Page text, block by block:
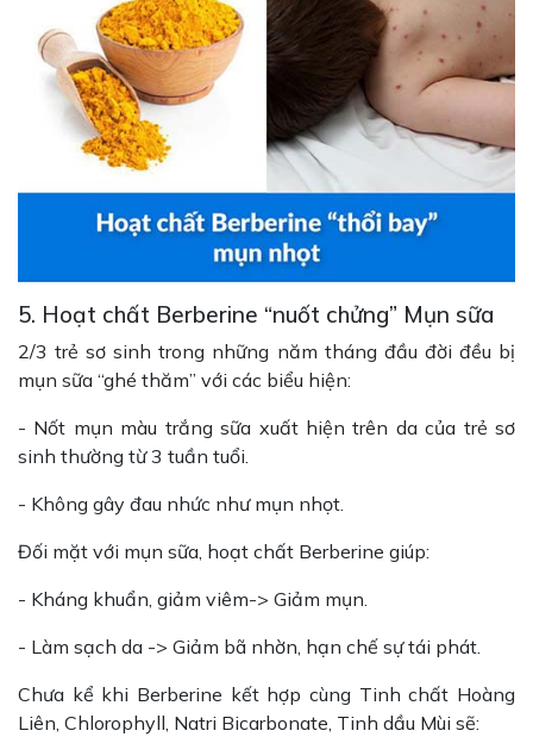
5. Hoạt chất Berberine “nuốt chửng” Mụn sữa
2/3 trẻ sơ sinh trong những năm tháng đầu đời đều bị
mụn sữa “ghé thăm” với các biểu hiện:
- Nốt mụn màu trắng sữa xuất hiện trên da của trẻ sơ
sinh thường từ 3 tuần tuổi.
- Không gây đau nhức như mụn nhọt.
Đối mặt với mụn sữa, hoạt chất Berberine giúp:
- Kháng khuẩn, giảm viêm-> Giảm mụn.
- Làm sạch da -> Giảm bã nhờn, hạn chế sự tái phát.
Chưa kể khi Berberine kết hợp cùng Tinh chất Hoàng
Liên, Chlorophyll, Natri Bicarbonate, Tinh dầu Mùi sẽ: